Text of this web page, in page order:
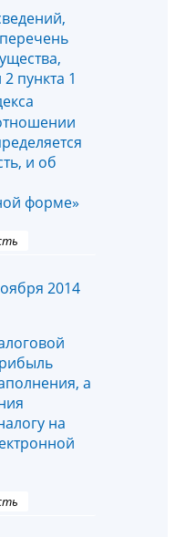
пункта 1
и об
форме»
2014
а
на